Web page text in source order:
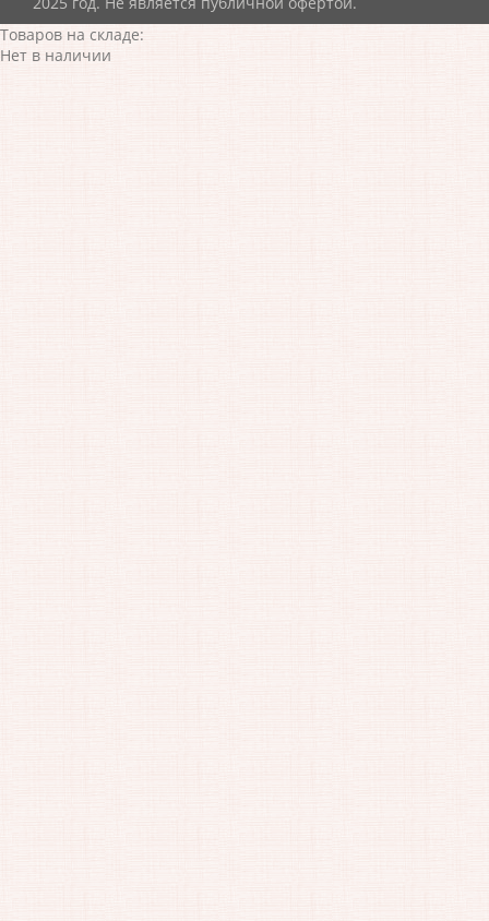
Товаров на складе:
Нет в наличии